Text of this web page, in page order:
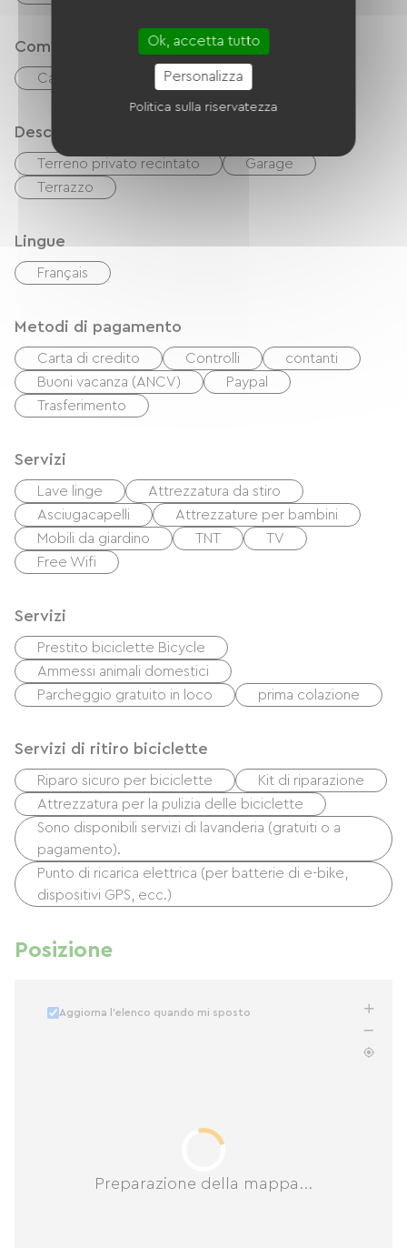
Comfort
Caminetto
Descrizione
Terreno privato recintato
Garage
Terrazzo
Lingue
Français
Metodi di pagamento
Carta di credito Controlli
contanti
Buoni vacanza (ANCV)
Paypal
Trasferimento
Servizi
Lave linge
Attrezzatura da stiro
Asciugacapelli
Attrezzature per bambini
Mobili da giardino
TNT
TV
Free Wifi
Servizi
Prestito biciclette Bicycle
Ammessi animali domestici
Parcheggio gratuito in loco
prima colazione
Servizi di ritiro biciclette
Riparo sicuro per biciclette
Kit di riparazione
Attrezzatura per la pulizia delle biciclette
Sono disponibili servizi di lavanderia (gratuiti o a
pagamento).
Punto di ricarica elettrica (per batterie di e-bike,
dispositivi GPS, ecc.)
Posizione
Preparazione della mappa...
Aggiorna l'elenco quando mi sposto
Ok, accetta tutto
Personalizza
Politica sulla riservatezza